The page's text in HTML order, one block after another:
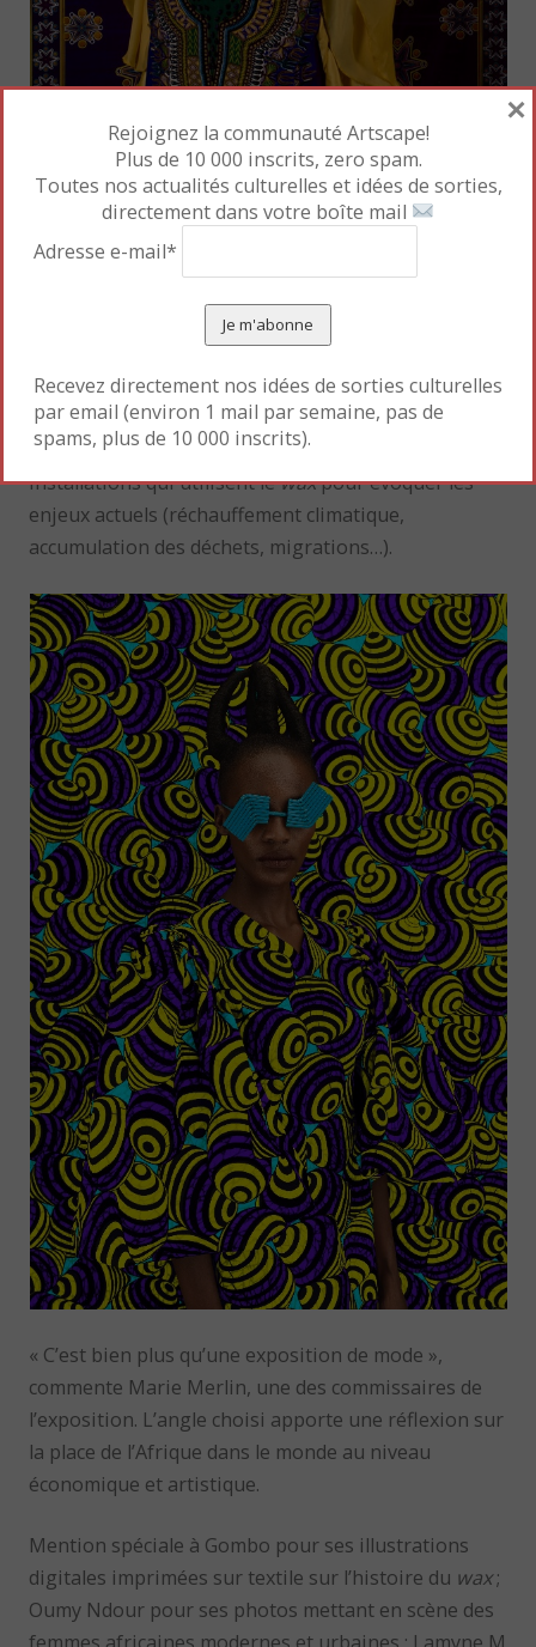
Omar Victor Diop–Oumy Ndour, sérieStudio des
© Omar Victor Diop, Courtesy Galerie
Magnin-A, Paris
La seconde partie du parcours est axée sur
l’appropriation des artistes de ce morceau de tissu,
autant décrié en raison de son histoire coloniale,
qu’assumé et participant à l’affirmation d’un style
artistique avec des photographies et des
installations qui utilisent lewaxpour évoquer les
enjeux actuels (réchauffement climatique,
accumulation des déchets, migrations…).
« C’est bien plus qu’une exposition de mode »,
commente Marie Merlin, une des commissaires de
l’exposition. L’angle choisi apporte une réflexion sur
la place de l’Afrique dans le monde au niveau
économique et artistique.
Mention spéciale à Gombo pour ses illustrations
digitales imprimées sur textile sur l’histoire du wax;
Oumy Ndour pour ses photos mettant en scène des
Rejoignez la communauté Artscape!
Plus de 10 000 inscrits, zero spam.
Toutes nos actualités culturelles et idées de sorties,
directement dans votre boîte mail
Adresse e-mail*
Recevez directement nos idées de sorties culturelles
par email (environ 1 mail par semaine, pas de
spams, plus de 10 000 inscrits).
×